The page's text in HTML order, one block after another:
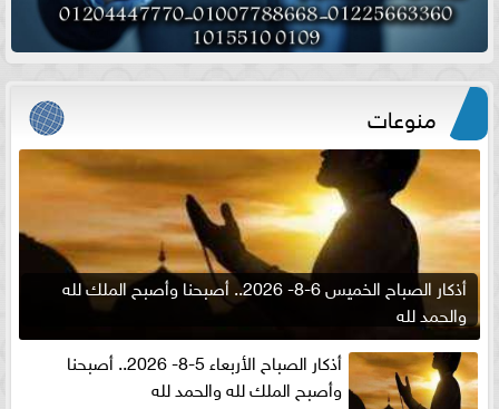
منوعات
أذكار الصباح الخميس 6-8- 2026.. أصبحنا وأصبح الملك لله
والحمد لله
أذكار الصباح الأربعاء 5-8- 2026.. أصبحنا
وأصبح الملك لله والحمد لله